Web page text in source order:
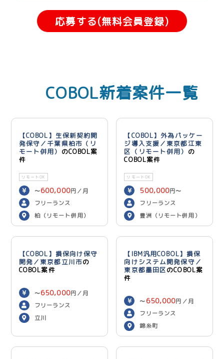
応募する(無料会員登録)
COBOL新着案件一覧
【COBOL】生保新契約開
発保守／千葉県柏市（リ
モート併用） のCOBOL案
件
リモートOK
〜600,000円／月
フリーランス
柏（リモート併用）
【COBOL】外為パッケー
ジ導入支援／東京都江東
区（リモート併用） の
COBOL案件
リモートOK
500,000円〜
600,000 円／月
フリーランス
豊洲（リモート併用）
【COBOL】損保向け保守
開発／東京都立川市の
COBOL案件
〜650,000円／月
フリーランス
立川
【IBM汎用COBOL】損保
向けシステム開発保守／
東京都墨田区のCOBOL案
件
〜 650,000円／月
フリーランス
錦糸町